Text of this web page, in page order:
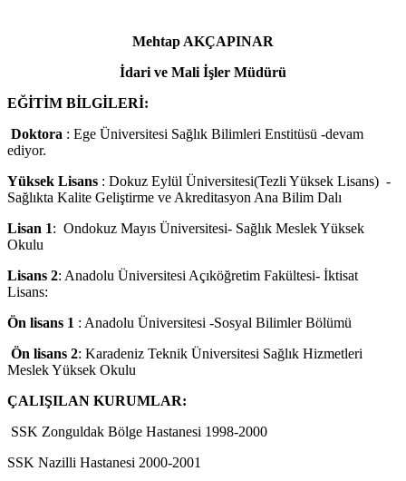
Mehtap AKÇAPINAR
İdari ve Mali İşler Müdürü
EĞİTİM BİLGİLERİ:
Doktora : Ege Üniversitesi Sağlık Bilimleri Enstitüsü -devam
ediyor.
Yüksek Lisans : Dokuz Eylül Üniversitesi(Tezli Yüksek Lisans) -
Sağlıkta Kalite Geliştirme ve Akreditasyon Ana Bilim Dalı
Lisan 1: Ondokuz Mayıs Üniversitesi- Sağlık Meslek Yüksek
Okulu
Lisans 2: Anadolu Üniversitesi Açıköğretim Fakültesi- İktisat
Lisans:
Ön lisans 1 : Anadolu Üniversitesi -Sosyal Bilimler Bölümü
Ön lisans 2: Karadeniz Teknik Üniversitesi Sağlık Hizmetleri
Meslek Yüksek Okulu
ÇALIŞILAN KURUMLAR:
SSK Zonguldak Bölge Hastanesi 1998-2000
SSK Nazilli Hastanesi 2000-2001